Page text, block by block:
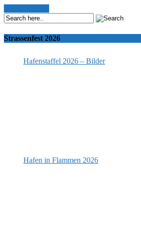
Strassenfest 2026
Hafenstaffel 2026 – Bilder
Hafen in Flammen 2026